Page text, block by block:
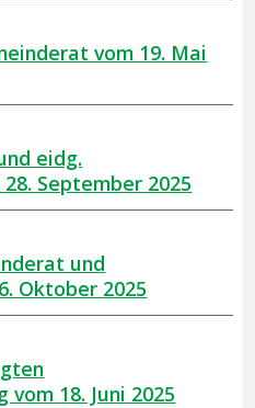
vom 19. Mai
eidg.
September 2025
und
Oktober 2025
vom 18. Juni 2025